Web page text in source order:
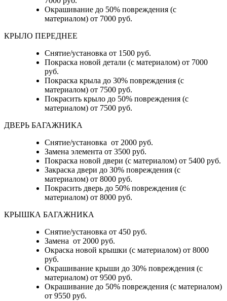
Окрашивание до 50% повреждения (с
материалом) от 7000 руб.
КРЫЛО ПЕРЕДНЕЕ
Снятие/установка от 1500 руб.
Покраска новой детали (с материалом) от 7000
руб.
Покраска крыла до 30% повреждения (с
материалом) от 7500 руб.
Покрасить крыло до 50% повреждения (с
материалом) от 7500 руб.
ДВЕРЬ БАГАЖНИКА
Снятие/установка от 2000 руб.
Замена элемента от 3500 руб.
Покраска новой двери (с материалом) от 5400 руб.
Закраска двери до 30% повреждения (с
материалом) от 8000 руб.
Покрасить дверь до 50% повреждения (с
материалом) от 8000 руб.
КРЫШКА БАГАЖНИКА
Снятие/установка от 450 руб.
Замена от 2000 руб.
Окраска новой крышки (с материалом) от 8000
руб.
Окрашивание крыши до 30% повреждения (с
материалом) от 9500 руб.
Окрашивание до 50% повреждения (с материалом)
от 9550 руб.